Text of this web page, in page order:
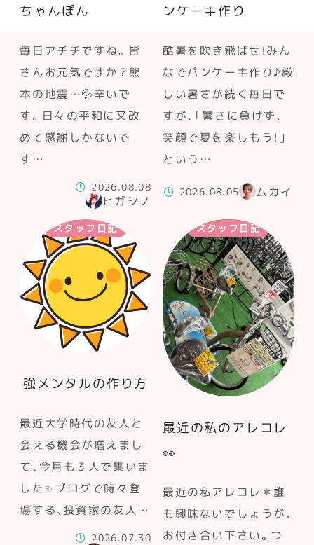
ちゃんぽん
毎日アチチですね。皆
さんお元気ですか？熊
本の地震…💦辛いで
す。日々の平和に又改
めて感謝しかないで
す…
2026.08.08
ヒガシノ
ンケーキ作り
酷暑を吹き飛ばせ！みん
なでパンケーキ作り♪厳
しい暑さが続く毎日で
すが、「暑さに負けず、
笑顔で夏を楽しもう！」
という…
2026.08.05 ムカイ
スタッフ日記
強メンタルの作り方
最近大学時代の友人と
会える機会が増えまし
て、今月も３人で集いま
した✨ブログで時々登
場する、投資家の友人…
2026.07.30
スタッフ日記
最近の私のアレコレ
👀
最近の私アレコレ＊誰
も興味ないでしょうが、
お付き合い下さい。つ